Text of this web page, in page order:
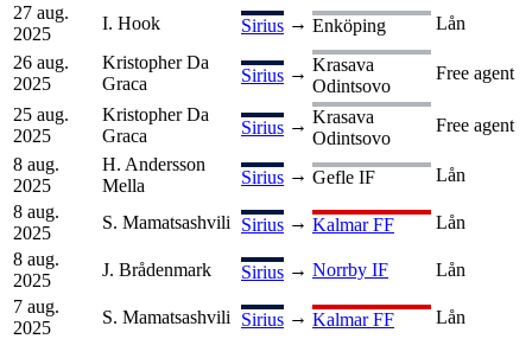
27 aug.
2025
I. Hook Sirius → Enköping
Lån
26 aug.
2025
Kristopher Da
Graca
Sirius → Krasava
Odintsovo
Free agent
25 aug.
2025
Kristopher Da
Graca
Sirius → Krasava
Odintsovo
Free agent
8 aug.
2025
H. Andersson
Mella
Sirius → Gefle IF
Lån
8 aug.
2025
S. Mamatsashvili Sirius → Kalmar FF
Lån
8 aug.
2025
J. Brådenmark Sirius → Norrby IF
Lån
7 aug.
2025
S. Mamatsashvili Sirius → Kalmar FF
Lån